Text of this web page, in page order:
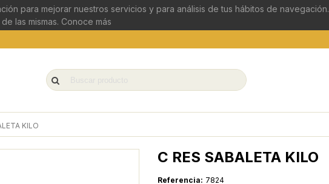
para mejorar nuestros servicios y para análisis de tus hábitos de navegación.
las mismas. Conoce más
KILO
C RES SABALETA KILO
Referencia: 7824